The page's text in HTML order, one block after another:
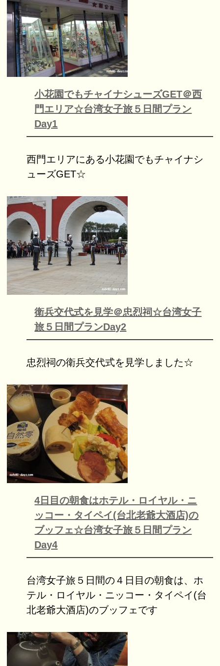
小花園でもチャイナシューズGET＠西
門エリア☆台湾女子旅５日間プラン
Day1
西門エリアにある小花園でもチャイナシ
ューズGET☆
衛兵交代式を見学＠忠烈祠☆台湾女子
旅５日間プランDay2
忠烈祠の衛兵交代式を見学しました☆
4日目の朝食はホテル・ロイヤル・ニ
ッコー・タイペイ(台北老爺大酒店)の
ブッフェ☆台湾女子旅５日間プラン
Day4
台湾女子旅５日間の４日目の朝食は、ホ
テル・ロイヤル・ニッコー・タイペイ(台
北老爺大酒店)のブッフェです